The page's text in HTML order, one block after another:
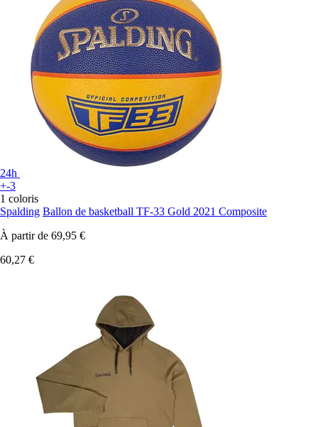
24h
+-3
1 coloris
Spalding Ballon de basketball TF-33 Gold 2021 Composite
À partir de 69,95 €
60,27 €